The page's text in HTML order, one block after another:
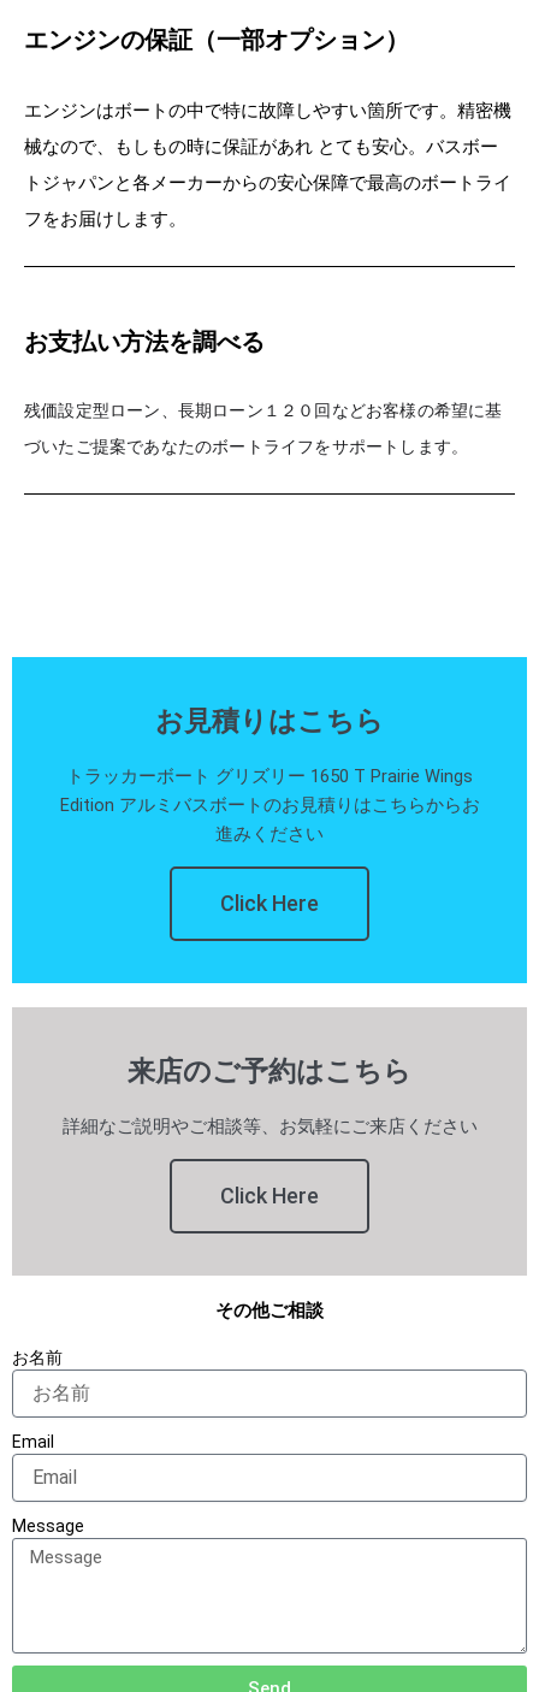
エンジンの保証（一部オプション）
エンジンはボートの中で特に故障しやすい箇所です。精密機
械なので、もしもの時に保証があれ とても安心。 バスボー
トジャパンと各メーカーからの安心保障で最高のボートライ
フをお届けします。
お支払い方法を調べる
残価設定型ローン、長期ローン１２０回などお客様の希望に基
づいたご提案であなたのボートライフをサポートします。
お見積りはこちら
トラッカーボート グリズリー 1650 T Prairie Wings
Edition アルミバスボートのお見積りはこちらからお
進みください
Click Here
来店のご予約はこちら
詳細なご説明やご相談等、お気軽にご来店ください
Click Here
その他ご相談
お名前
Email
Message